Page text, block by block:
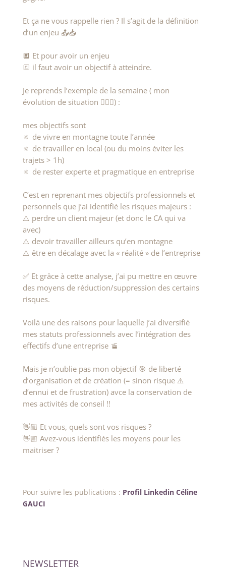
Et ça ne vous rappelle rien ? Il s’agit de la définition
d’un enjeu 📤📥
🔲 Et pour avoir un enjeu
🔳 il faut avoir un objectif à atteindre.
Je reprends l’exemple de la semaine ( mon
évolution de situation 👷🏻‍♀️) :
mes objectifs sont
🔅 de vivre en montagne toute l’année
🔅 de travailler en local (ou du moins éviter les
trajets > 1h)
🔅 de rester experte et pragmatique en entreprise
C’est en reprenant mes objectifs professionnels et
personnels que j’ai identifié les risques majeurs :
⚠️ perdre un client majeur (et donc le CA qui va
avec)
⚠️ devoir travailler ailleurs qu’en montagne
⚠️ être en décalage avec la « réalité » de l’entreprise
✅ Et grâce à cette analyse, j’ai pu mettre en œuvre
des moyens de réduction/suppression des certains
risques.
Voilà une des raisons pour laquelle j’ai diversifié
mes statuts professionnels avec l’intégration des
effectifs d’une entreprise 🚡
Mais je n’oublie pas mon objectif 🎯 de liberté
d’organisation et de création (= sinon risque ⚠️
d’ennui et de frustration) avce la conservation de
mes activités de conseil !!
👋🏼 Et vous, quels sont vos risques ?
👋🏼 Avez-vous identifiés les moyens pour les
maitriser ?
Pour suivre les publications : Profil Linkedin Céline
GAUCI
NEWSLETTER